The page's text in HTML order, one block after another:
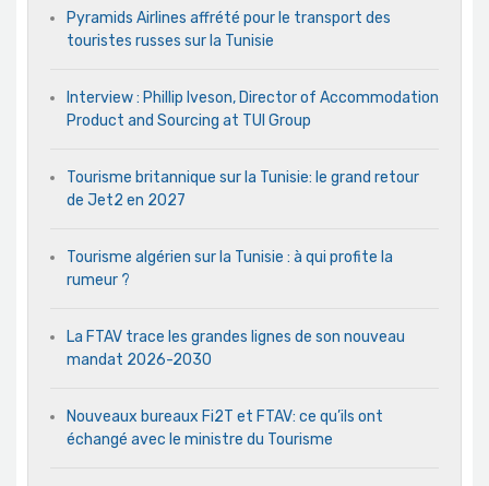
Pyramids Airlines affrété pour le transport des
touristes russes sur la Tunisie
Interview : Phillip Iveson, Director of Accommodation
Product and Sourcing at TUI Group
Tourisme britannique sur la Tunisie: le grand retour
de Jet2 en 2027
Tourisme algérien sur la Tunisie : à qui profite la
rumeur ?
La FTAV trace les grandes lignes de son nouveau
mandat 2026-2030
Nouveaux bureaux Fi2T et FTAV: ce qu’ils ont
échangé avec le ministre du Tourisme